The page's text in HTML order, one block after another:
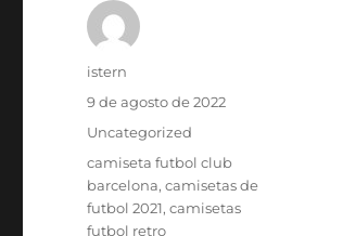
Autor
istern
Publicado
9 de agosto de 2022
Categorías
Uncategorized
Etiquetas
camiseta futbol club
barcelona,camisetas de
futbol 2021,camisetas
futbol retro